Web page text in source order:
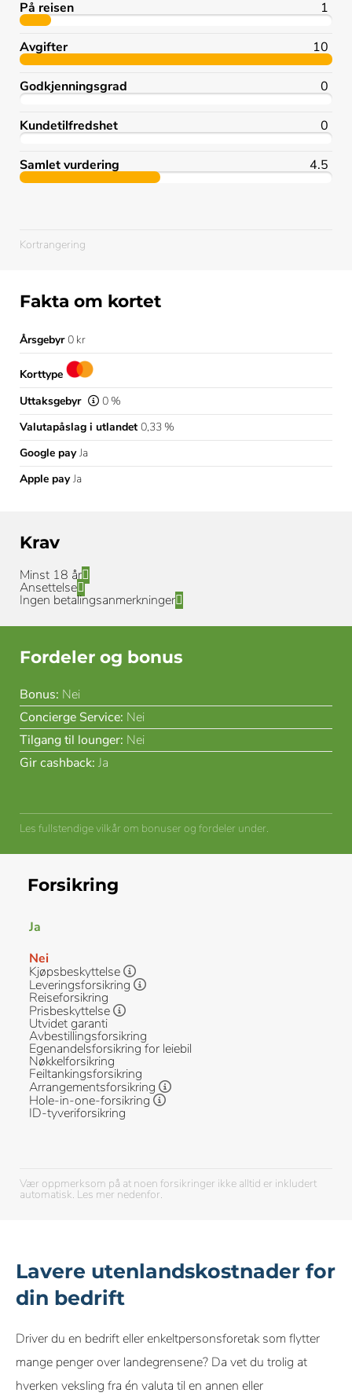
På reisen 1
Avgifter 10
Godkjenningsgrad 0
Kundetilfredshet 0
Samlet vurdering 4.5
Kortrangering
Fakta om kortet
Årsgebyr0 kr
Korttype
Uttaksgebyr
0 %
Valutapåslag i utlandet 0,33 %
Google payJa
Apple payJa
Krav
Minst 18 år
Ansettelse
Ingen betalingsanmerkninger
Fordeler og bonus
Bonus: Nei
Concierge Service: Nei
Tilgang til lounger: Nei
Gir cashback: Ja
Les fullstendige vilkår om bonuser og fordeler under.
Forsikring
Ja
Nei
Kjøpsbeskyttelse
Leveringsforsikring
Reiseforsikring
Prisbeskyttelse
Utvidet garanti
Avbestillingsforsikring
Egenandelsforsikring for leiebil
Nøkkelforsikring
Feiltankingsforsikring
Arrangementsforsikring
Hole-in-one-forsikring
ID-tyveriforsikring
Vær oppmerksom på at noen forsikringer ikke alltid er inkludert
automatisk. Les mer nedenfor.
Lavere utenlandskostnader for
din bedrift
Driver du en bedrift eller enkeltpersonsforetak som flytter
mange penger over landegrensene? Da vet du trolig at
hverken veksling fra én valuta til en annen eller